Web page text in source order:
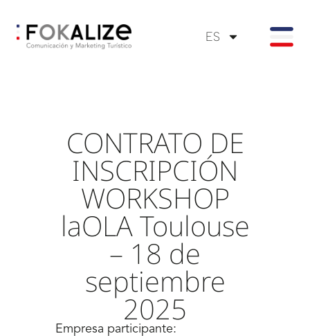
ES
CONTRATO DE
INSCRIPCIÓN
WORKSHOP
laOLA Toulouse
– 18 de
septiembre
2025
Empresa participante: